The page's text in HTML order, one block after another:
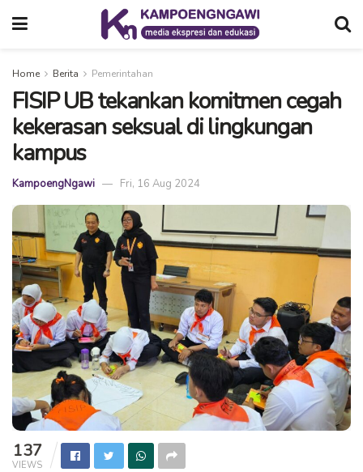
Home Berita Pemerintahan
FISIP UB tekankan komitmen cegah
kekerasan seksual di lingkungan
kampus
KampoengNgawi Fri, 16 Aug 2024
137
VIEWS